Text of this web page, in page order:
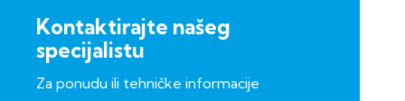
Kontaktirajte našeg
specijalistu
Za ponudu ili tehničke informacije